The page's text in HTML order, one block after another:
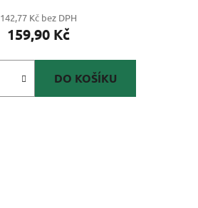
142,77 Kč bez DPH
159,90 Kč
DO KOŠÍKU